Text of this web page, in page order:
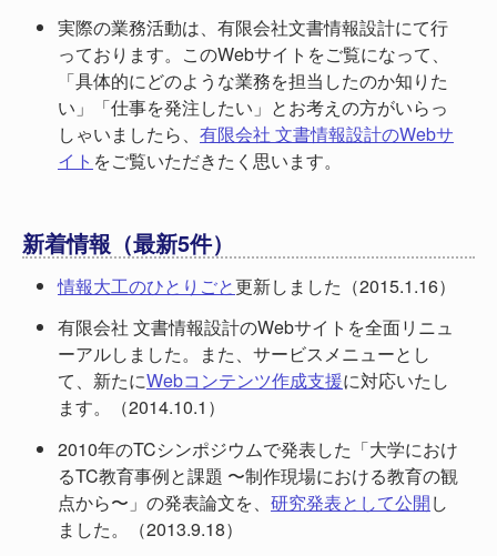
実際の業務活動は、有限会社文書情報設計にて行
っております。このWebサイトをご覧になって、
「具体的にどのような業務を担当したのか知りた
い」「仕事を発注したい」とお考えの方がいらっ
しゃいましたら、 有限会社 文書情報設計のWebサ
イト をご覧いただきたく思います。
新着情報（最新5件）
情報大工のひとりごと更新しました（2015.1.16）
有限会社 文書情報設計のWebサイトを全面リニュ
ーアルしました。また、サービスメニューとし
て、新たにWebコンテンツ作成支援に対応いたし
ます。（2014.10.1）
2010年のTCシンポジウムで発表した「大学におけ
るTC教育事例と課題 〜制作現場における教育の観
点から〜」の発表論文を、 研究発表として公開し
ました。（2013.9.18）